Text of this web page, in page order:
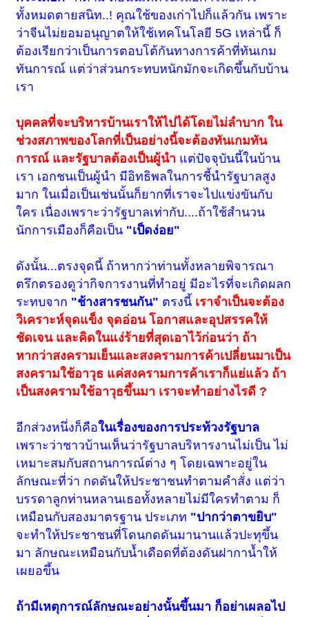
ทั้งหมดตายสนิท..! คุณใช้ของเก่าไปก็แล้วกัน เพราะ
ว่าจีนไม่ยอมอนุญาตให้ใช้เทคโนโลยี 5G เหล่านี้ ก็
ต้องเรียกว่าเป็นการตอบโต้กันทางการค้าที่ทันเกม
ทันการณ์ แต่ว่าส่วนกระทบหนักมักจะเกิดขึ้นกับบ้าน
เรา
บุคคลที่จะบริหารบ้านเราให้ไปได้โดยไม่ลำบาก ใน
ช่วงสภาพของโลกที่เป็นอย่างนี้จะต้องทันเกมทัน
การณ์ และรัฐบาลต้องเป็นผู้นำ แต่ปัจจุบันนี้ในบ้าน
เรา เอกชนเป็นผู้นำ มีอิทธิพลในการชี้นำรัฐบาลสูง
มาก ในเมื่อเป็นเช่นนั้นก็ยากที่เราจะไปแข่งขันกับ
ใคร เนื่องเพราะว่ารัฐบาลเท่ากับ....ถ้าใช้สำนวน
นักการเมืองก็คือเป็น "เป็ดง่อย"
ดังนั้น...ตรงจุดนี้ ถ้าหากว่าท่านทั้งหลายพิจารณา
ตรึกตรองดูว่ากิจการงานที่ทำอยู่ มีอะไรที่จะเกิดผลก
ระทบจาก "ช้างสารชนกัน" ตรงนี้ เราจำเป็นจะต้อง
วิเคราะห์จุดแข็ง จุดอ่อน โอกาสและอุปสรรคให้
ชัดเจน และคิดในแง่ร้ายที่สุดเอาไว้ก่อนว่า ถ้า
หากว่าสงครามเย็นและสงครามการค้าเปลี่ยนมาเป็น
สงครามใช้อาวุธ แค่สงครามการค้าเราก็แย่แล้ว ถ้า
เป็นสงครามใช้อาวุธขึ้นมา เราจะทำอย่างไรดี ?
อีกส่วงหนึ่งก็คือในเรื่องของการประท้วงรัฐบาล
เพราะว่าชาวบ้านเห็นว่ารัฐบาลบริหารงานไม่เป็น ไม่
เหมาะสมกับสถานการณ์ต่าง ๆ โดยเฉพาะอยู่ใน
ลักษณะที่ว่า กดดันให้ประชาชนทำตามคำสั่ง แต่ว่า
บรรดาลูกท่านหลานเธอทั้งหลายไม่มีใครทำตาม ก็
เหมือนกับสองมาตรฐาน ประเภท "ปากว่าตาขยิบ"
จะทำให้ประชาชนที่โดนกดดันมานานแล้วปะทุขึ้น
มา ลักษณะเหมือนกับน้ำเดือดที่ต้องดันฝากาน้ำให้
เผยอขึ้น
ถ้ามีเหตุการณ์ลักษณะอย่างนั้นขึ้นมา ก็อย่าเผลอไป